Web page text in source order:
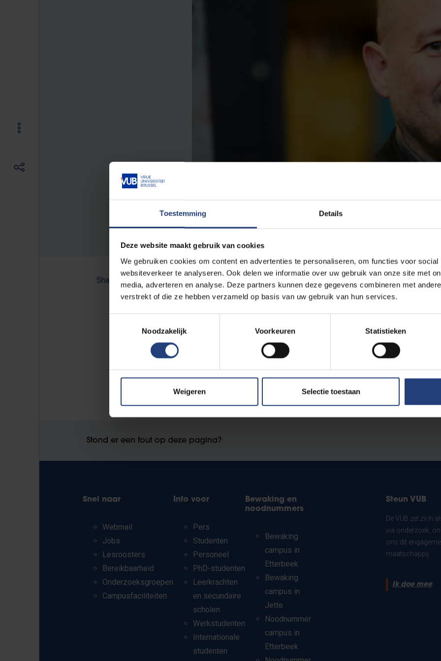
Toestemming Details
Deze website maakt gebruik van cookies
We gebruiken cookies om content en advertenties te personaliseren, om functies voor
websiteverkeer te analyseren. Ook delen we informatie over uw gebruik van onze site met
media, adverteren en analyse. Deze partners kunnen deze gegevens combineren met
verstrekt of die ze hebben verzameld op basis van uw gebruik van hun services.
Noodzakelijk
Voorkeuren Statistieken
Weigeren Selectie toestaan
Share:
Lees ook op VUB Today:
Binnenkort 800km ver rijden met elektrische wagen?
"De doorbraak van de elektrische auto is onvermijdelijk"
Stond er een fout op deze pagina?
Snel naar
Webmail
Jobs
Lesroosters
Bereikbaarheid
Onderzoeksgroepen
Campusfaciliteiten
Info voor
Pers
Studenten
Personeel
PhD-studenten
Leerkrachten
en secundaire
scholen
Werkstudenten
Internationale
studenten
Bewaking en
noodnummers
Bewaking
campus in
Etterbeek
Bewaking
campus in
Jette
Noodnummer
campus in
Etterbeek
Steun VUB
De VUB zet zich
via onderzoek,
ons dit
maatschappij.
Ik doe mee